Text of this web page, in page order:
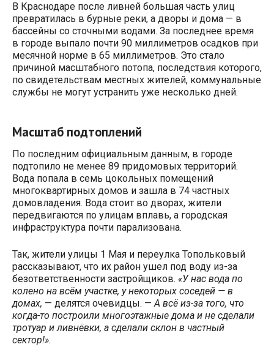
В Краснодаре после ливней большая часть улиц
превратилась в бурные реки, а дворы и дома — в
бассейны со сточными водами. За последнее время
в городе выпало почти 90 миллиметров осадков при
месячной норме в 65 миллиметров. Это стало
причиной масштабного потопа, последствия которого,
по свидетельствам местных жителей, коммунальные
службы не могут устранить уже несколько дней.
Масштаб подтоплений
По последним официальным данным, в городе
подтопило не менее 89 придомовых территорий.
Вода попала в семь цокольных помещений
многоквартирных домов и зашла в 74 частных
домовладения. Вода стоит во дворах, жители
передвигаются по улицам вплавь, а городская
инфраструктура почти парализована.
Так, жители улицы 1 Мая и переулка Топольковый
рассказывают, что их район ушел под воду из-за
безответственности застройщиков. «У нас вода по
колено на всём участке, у некоторых соседей — в
домах, — делятся очевидцы. —А всё из-за того, что
когда-то построили многоэтажные дома и не сделали
тротуар и ливнёвки, а сделали склон в частный
сектор!».